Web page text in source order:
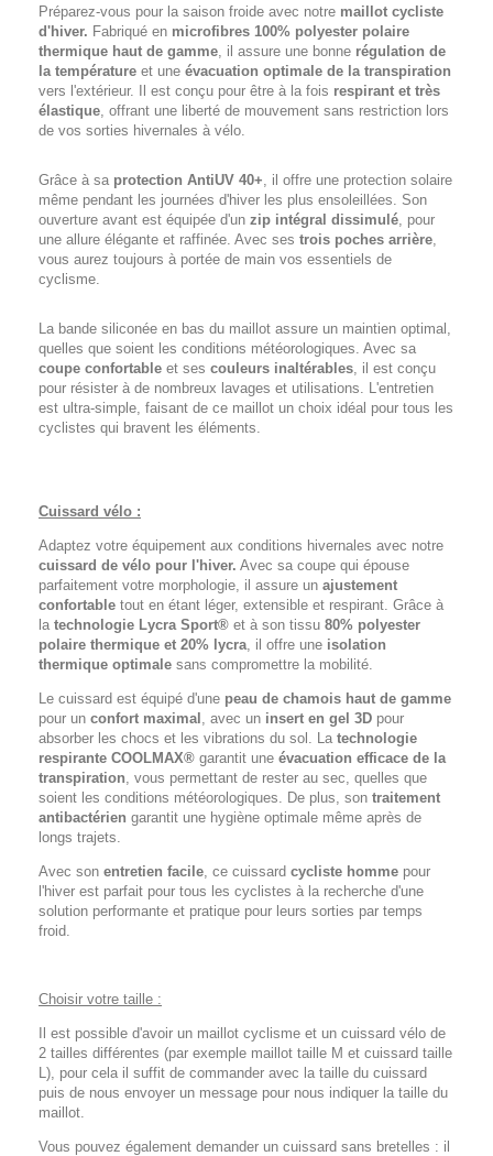
Préparez-vous pour la saison froide avec notre maillot cycliste
d'hiver. Fabriqué en microfibres 100% polyester polaire
thermique haut de gamme, il assure une bonne régulation de
la température et une évacuation optimale de la transpiration
vers l'extérieur. Il est conçu pour être à la fois respirant et très
élastique, offrant une liberté de mouvement sans restriction lors
de vos sorties hivernales à vélo.
Grâce à sa protection AntiUV 40+, il offre une protection solaire
même pendant les journées d'hiver les plus ensoleillées. Son
ouverture avant est équipée d'un zip intégral dissimulé, pour
une allure élégante et raffinée. Avec ses trois poches arrière,
vous aurez toujours à portée de main vos essentiels de
cyclisme.
La bande siliconée en bas du maillot assure un maintien optimal,
quelles que soient les conditions météorologiques. Avec sa
coupe confortable et ses couleurs inaltérables, il est conçu
pour résister à de nombreux lavages et utilisations. L'entretien
est ultra-simple, faisant de ce maillot un choix idéal pour tous les
cyclistes qui bravent les éléments.
Cuissard vélo :
Adaptez votre équipement aux conditions hivernales avec notre
cuissard de vélo pour l'hiver. Avec sa coupe qui épouse
parfaitement votre morphologie, il assure un ajustement
confortable tout en étant léger, extensible et respirant. Grâce à
la technologie Lycra Sport® et à son tissu 80% polyester
polaire thermique et 20% lycra, il offre une isolation
thermique optimale sans compromettre la mobilité.
Le cuissard est équipé d'une peau de chamois haut de gamme
pour un confort maximal , avec un insert en gel 3D pour
absorber les chocs et les vibrations du sol. La technologie
respirante COOLMAX® garantit une évacuation efficace de la
transpiration, vous permettant de rester au sec, quelles que
soient les conditions météorologiques. De plus, son traitement
antibactérien garantit une hygiène optimale même après de
longs trajets.
Avec son entretien facile, ce cuissard cycliste homme pour
l'hiver est parfait pour tous les cyclistes à la recherche d'une
solution performante et pratique pour leurs sorties par temps
froid.
Choisir votre taille :
Il est possible d'avoir un maillot cyclisme et un cuissard vélo de
2 tailles différentes (par exemple maillot taille M et cuissard taille
L), pour cela il suffit de commander avec la taille du cuissard
puis de nous envoyer un message pour nous indiquer la taille du
maillot.
Vous pouvez également demander un cuissard sans bretelles : il